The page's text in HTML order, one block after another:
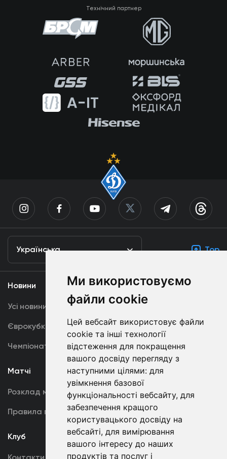
Ми використовуємо
файли cookie
Цей вебсайт використовує файли
cookie та інші технології
відстеження для покращення
вашого досвіду перегляду з
наступними цілями: для
увімкнення базової
функціональності вебсайту, для
забезпечення кращого
користувацького досвіду на
вебсайті, для вимірювання
вашого інтересу до наших
продуктів та послуг і
Технічний партнер
Українська Top
Новини
Усі новини
Єврокубки
Чемпіонат України
Медіа
Динамо TV
Фотогалерея
Акредитація
Матчі
Розклад матчів
Правила поведінки
Команда
Перша команда
U19
Клуб